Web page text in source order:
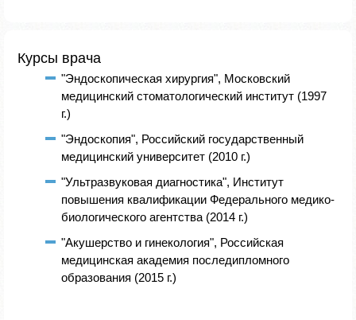
Курсы врача
"Эндоскопическая хирургия", Московский
медицинский стоматологический институт (1997
г.)
"Эндоскопия", Российский государственный
медицинский университет (2010 г.)
"Ультразвуковая диагностика", Институт
повышения квалификации Федерального медико-
биологического агентства (2014 г.)
"Акушерство и гинекология", Российская
медицинская академия последипломного
образования (2015 г.)